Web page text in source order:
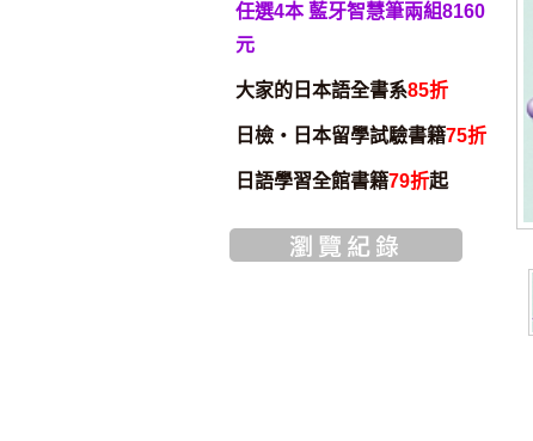
任選4本 藍牙智慧筆兩組8160
元
大家的日本語全書系85折
日檢・日本留學試驗書籍75折
日語學習全館書籍79折起